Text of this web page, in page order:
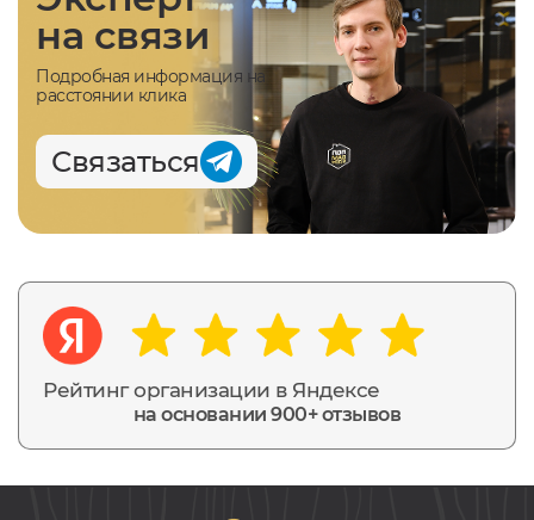
Рейтинг организации в Яндексе
на основании 900+ отзывов
на связи
Подробная информация на
расстоянии клика
Связаться